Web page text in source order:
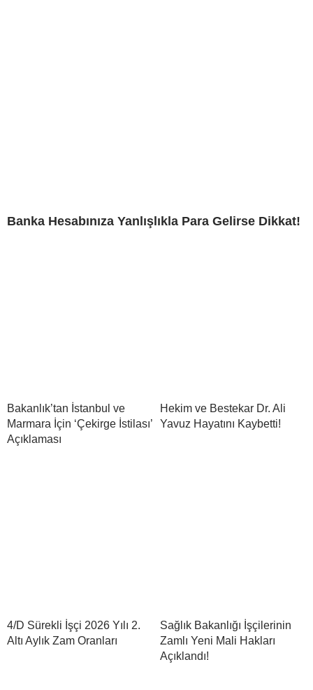
Banka Hesabınıza Yanlışlıkla Para Gelirse Dikkat!
Bakanlık’tan İstanbul ve
Marmara İçin ‘Çekirge İstilası’
Açıklaması
Hekim ve Bestekar Dr. Ali
Yavuz Hayatını Kaybetti!
4/D Sürekli İşçi 2026 Yılı 2.
Altı Aylık Zam Oranları
Sağlık Bakanlığı İşçilerinin
Zamlı Yeni Mali Hakları
Açıklandı!